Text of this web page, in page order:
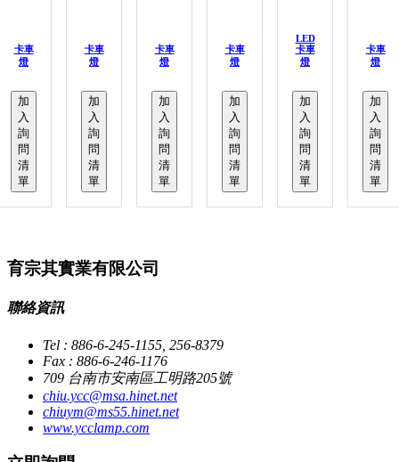
卡車
燈
加
入
詢
問
清
單
卡車
燈
加
入
詢
問
清
單
卡車
燈
加
入
詢
問
清
單
卡車
燈
加
入
詢
問
清
單
LED
卡車
燈
加
入
詢
問
清
單
卡車
燈
加
入
詢
問
清
單
育宗其實業有限公司
聯絡資訊
Tel : 886-6-245-1155, 256-8379
Fax : 886-6-246-1176
709 台南市安南區工明路205號
chiu.ycc@msa.hinet.net
chiuym@ms55.hinet.net
www.ycclamp.com